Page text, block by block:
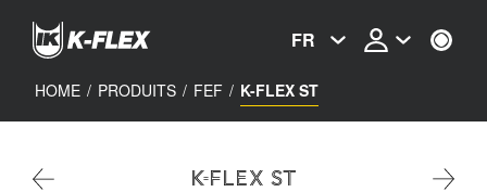
content
FR
HOME / PRODUITS / FEF / K-FLEX ST
K-FLEX ST